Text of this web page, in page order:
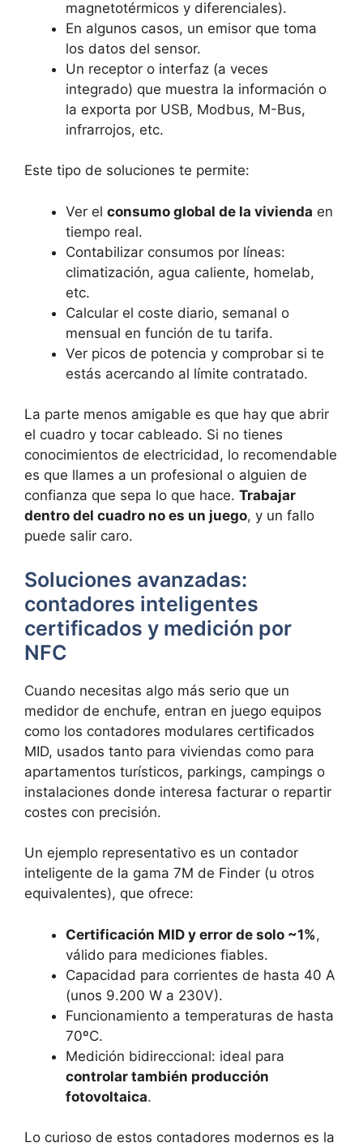
magnetotérmicos y diferenciales).
En algunos casos, un emisor que toma
los datos del sensor.
Un receptor o interfaz (a veces
integrado) que muestra la información o
la exporta por USB, Modbus, M-Bus,
infrarrojos, etc.
Este tipo de soluciones te permite:
Ver el consumo global de la vivienda en
tiempo real.
Contabilizar consumos por líneas:
climatización, agua caliente, homelab,
etc.
Calcular el coste diario, semanal o
mensual en función de tu tarifa.
Ver picos de potencia y comprobar si te
estás acercando al límite contratado.
La parte menos amigable es que hay que abrir
el cuadro y tocar cableado. Si no tienes
conocimientos de electricidad, lo recomendable
es que llames a un profesional o alguien de
confianza que sepa lo que hace. Trabajar
dentro del cuadro no es un juego, y un fallo
puede salir caro.
Soluciones avanzadas:
contadores inteligentes
certificados y medición por
NFC
Cuando necesitas algo más serio que un
medidor de enchufe, entran en juego equipos
como los contadores modulares certificados
MID, usados tanto para viviendas como para
apartamentos turísticos, parkings, campings o
instalaciones donde interesa facturar o repartir
costes con precisión.
Un ejemplo representativo es un contador
inteligente de la gama 7M de Finder (u otros
equivalentes), que ofrece:
Certificación MID y error de solo ~1%,
válido para mediciones fiables.
Capacidad para corrientes de hasta 40 A
(unos 9.200 W a 230V).
Funcionamiento a temperaturas de hasta
70ºC.
Medición bidireccional: ideal para
controlar también producción
fotovoltaica.
Lo curioso de estos contadores modernos es la